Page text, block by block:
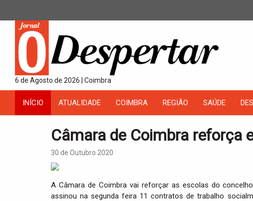
6 de Agosto de 2026 | Coimbra
INÍCIO ATUALIDADE COIMBRA REGIÃO SAÚDE
Câmara de Coimbra reforça
30 de Outubro 2020
A Câmara de Coimbra vai reforçar as escolas do
assinou na segunda feira 11 contratos de trabalho